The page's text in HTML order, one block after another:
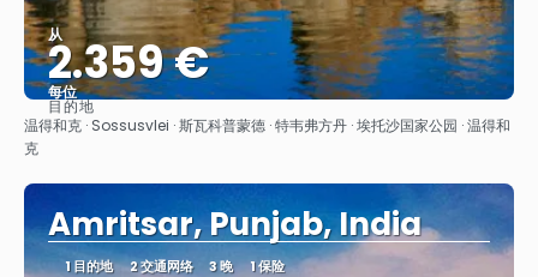
从
2.359 €
每位
看到
目的地
温得和克 · Sossusvlei · 斯瓦科普蒙德 · 特韦弗方丹 · 埃托沙国家公园 · 温得和
克
Amritsar, Punjab, India
1 目的地 2 交通网络 3 晚 1 保险